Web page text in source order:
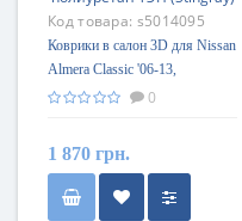
Код товара: s5014095
Коврики в салон 3D для Nissan
Almera Classic '06-13,
полиуретан ТЭП (Stingray)
0
1 870 грн.